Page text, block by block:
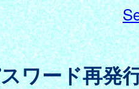
ワード再発